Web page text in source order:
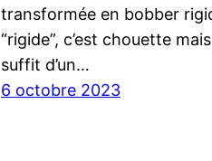
transformée en bobber
“rigide”, c’est chouette
suffit d’un…
6 octobre 2023